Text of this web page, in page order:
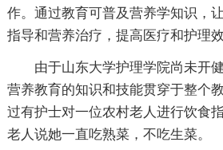
作。通过教育可普及营养学知识，
指导和营养治疗，提高医疗和护理效
由于山东大学护理学院尚未开
营养教育的知识和技能贯穿于整个
过有护士对一位农村老人进行饮食
老人说她一直吃熟菜，不吃生菜。